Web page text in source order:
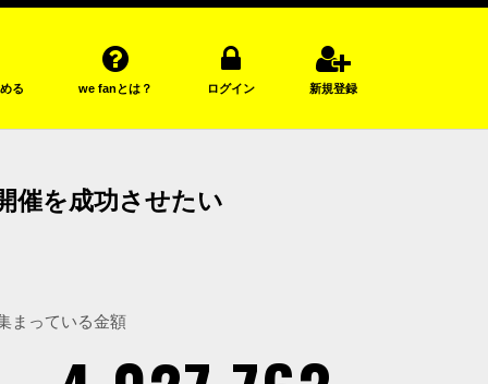
る we fanとは？ ログイン 新規登録
催を成功させたい
まっている金額